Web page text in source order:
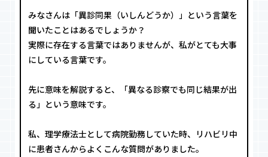
みなさんは「異診同果（いしんどうか）」という言葉を
聞いたことはあるでしょうか？
実際に存在する言葉ではありませんが、私がとても大事
にしている言葉です。
先に意味を解説すると、「異なる診察でも同じ結果が出
る」という意味です。
私、理学療法士として病院勤務していた時、リハビリ中
に患者さんからよくこんな質問がありました。